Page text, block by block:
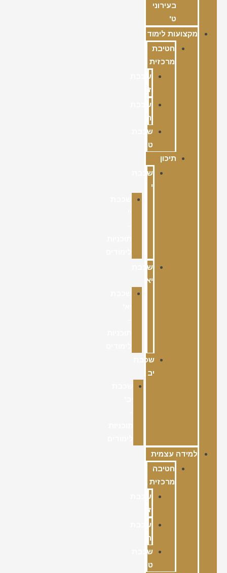
בעירוני
ט'
מקצועות לימוד
חטיבת
מרכזית
שכבת
ז
שכבת
ח
שכבת
ט
תיכון
שכבת
י
שכבת
יא
שכבת
יב
למידה עצמית
חטיבה
מרכזית
שכבת
ז
שכבת
ח
שכבת
ט